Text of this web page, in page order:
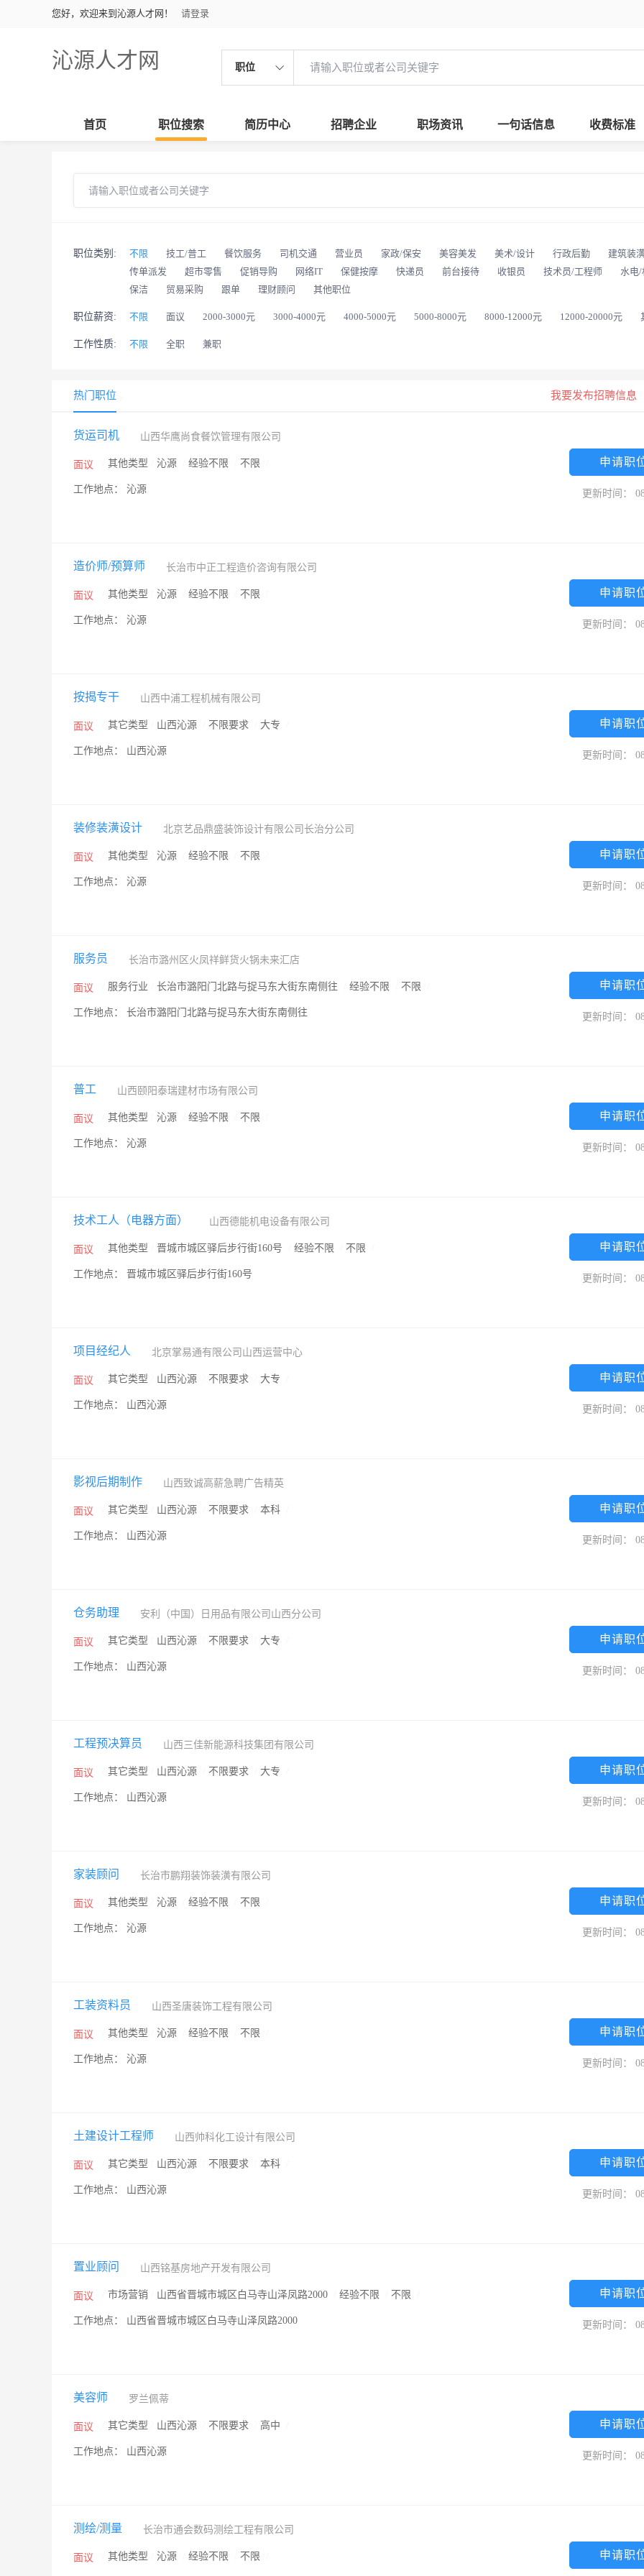
您好，欢迎来到沁源人才网！ 请登录
沁源人才网 职位
首页 职位搜索 简历中心 招聘企业 职场资讯 一句话信息 收费标准
职位类别: 不限 技工/普工 餐饮服务 司机交通 营业员 家政/保安 美容美发 美术/设计 行政后勤 建筑装
传单派发
超市零售 促销导购 网络IT 保健按摩 快递员 前台接待 收银员 技术员/工程师 水电/
保洁
贸易采购 跟单 理财顾问 其他职位
职位薪资: 不限 面议 2000-3000元 3000-4000元 4000-5000元 5000-8000元 8000-12000元 12000-20000元
工作性质: 不限 全职 兼职
热门职位 我要发布招聘信息
货运司机 山西华鹰尚食餐饮管理有限公司
面议 其他类型 沁源 经验不限 不限
工作地点： 沁源
申请职
更新时间：
造价师/预算师 长治市中正工程造价咨询有限公司
面议 其他类型 沁源 经验不限 不限
工作地点： 沁源
申请职
更新时间：
按揭专干 山西中浦工程机械有限公司
面议 其它类型 山西沁源 不限要求 大专
工作地点： 山西沁源
申请职
更新时间：
装修装潢设计 北京艺品鼎盛装饰设计有限公司长治分公司
面议 其他类型 沁源 经验不限 不限
工作地点： 沁源
申请职
更新时间：
服务员 长治市潞州区火凤祥鲜货火锅未来汇店
面议 服务行业 长治市潞阳门北路与捉马东大街东南侧往 经验不限 不限
工作地点： 长治市潞阳门北路与捉马东大街东南侧往
申请职
更新时间：
普工 山西颐阳泰瑞建材市场有限公司
面议 其他类型 沁源 经验不限 不限
工作地点： 沁源
申请职
更新时间：
技术工人（电器方面） 山西德能机电设备有限公司
面议 其他类型 晋城市城区驿后步行街160号 经验不限 不限
工作地点： 晋城市城区驿后步行街160号
申请职
更新时间：
项目经纪人 北京掌易通有限公司山西运营中心
面议 其它类型 山西沁源 不限要求 大专
工作地点： 山西沁源
申请职
更新时间：
影视后期制作 山西致诚高薪急聘广告精英
面议 其它类型 山西沁源 不限要求 本科
工作地点： 山西沁源
申请职
更新时间：
仓务助理 安利（中国）日用品有限公司山西分公司
面议 其它类型 山西沁源 不限要求 大专
工作地点： 山西沁源
申请职
更新时间：
工程预决算员 山西三佳新能源科技集团有限公司
面议 其它类型 山西沁源 不限要求 大专
工作地点： 山西沁源
申请职
更新时间：
家装顾问 长治市鹏翔装饰装潢有限公司
面议 其他类型 沁源 经验不限 不限
工作地点： 沁源
申请职
更新时间：
工装资料员 山西圣唐装饰工程有限公司
面议 其他类型 沁源 经验不限 不限
工作地点： 沁源
申请职
更新时间：
土建设计工程师 山西帅科化工设计有限公司
面议 其它类型 山西沁源 不限要求 本科
工作地点： 山西沁源
申请职
更新时间：
置业顾问 山西铭基房地产开发有限公司
面议 市场营销 山西省晋城市城区白马寺山泽凤路2000 经验不限 不限
工作地点： 山西省晋城市城区白马寺山泽凤路2000
申请职
更新时间：
美容师 罗兰佩蒂
面议 其它类型 山西沁源 不限要求 高中
工作地点： 山西沁源
申请职
更新时间：
测绘/测量 长治市通会数码测绘工程有限公司
面议 其他类型 沁源 经验不限 不限 申请职